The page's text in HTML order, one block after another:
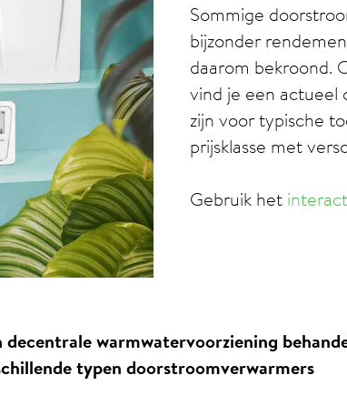
Sommige
bijzonder
daarom bekroond.
vind je een actueel
zijn voor typische
prijsklasse met
Gebruik het
warmwatervoorziening
typen doorstroomverwarmers